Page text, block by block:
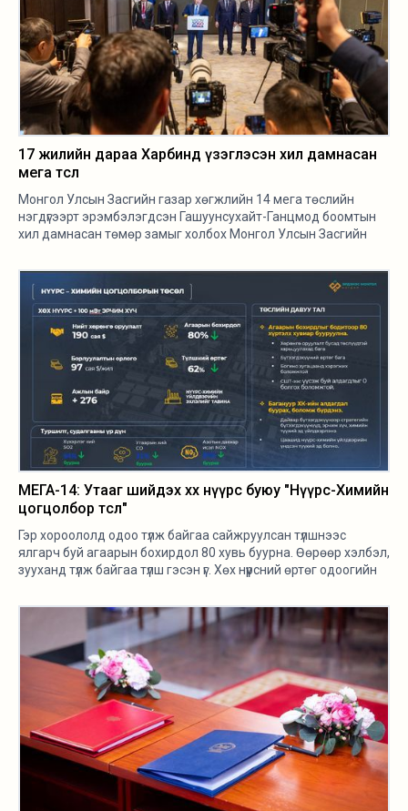
17 жилийн дараа Харбинд үзэглэсэн хил дамнасан
мега төсөл
Монгол Улсын Засгийн газар хөгжлийн 14 мега төслийн
нэгдүгээрт эрэмбэлэгдсэн Гашуунсухайт-Ганцмод боомтын
хил дамнасан төмөр замыг холбох Монгол Улсын Засгийн
гарын үсэг зурлаа.
МЕГА-14: Утааг шийдэх хөх нүүрс буюу "Нүүрс-Химийн
цогцолбор төсөл"
Гэр хороололд одоо түлж байгаа сайжруулсан түлшнээс
ялгарч буй агаарын бохирдол 80 хувь буурна. Өөрөөр хэлбэл,
зууханд түлж байгаа түлш гэсэн үг. Хөх нүүрсний өртөг одоогийн
хийсэн.